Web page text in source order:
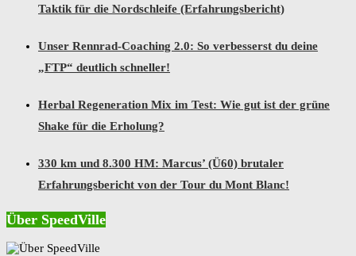
Taktik für die Nordschleife (Erfahrungsbericht)
Unser Rennrad-Coaching 2.0: So verbesserst du deine
„FTP“ deutlich schneller!
Herbal Regeneration Mix im Test: Wie gut ist der grüne
Shake für die Erholung?
330 km und 8.300 HM: Marcus’ (Ü60) brutaler
Erfahrungsbericht von der Tour du Mont Blanc!
Über SpeedVille